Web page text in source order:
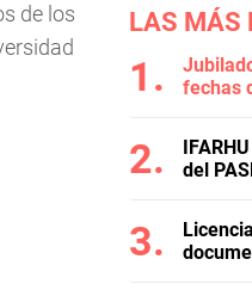
de los
LAS MÁS
fechas
del